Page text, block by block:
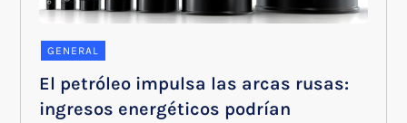
GENERAL
El petróleo impulsa las arcas rusas:
ingresos energéticos podrían